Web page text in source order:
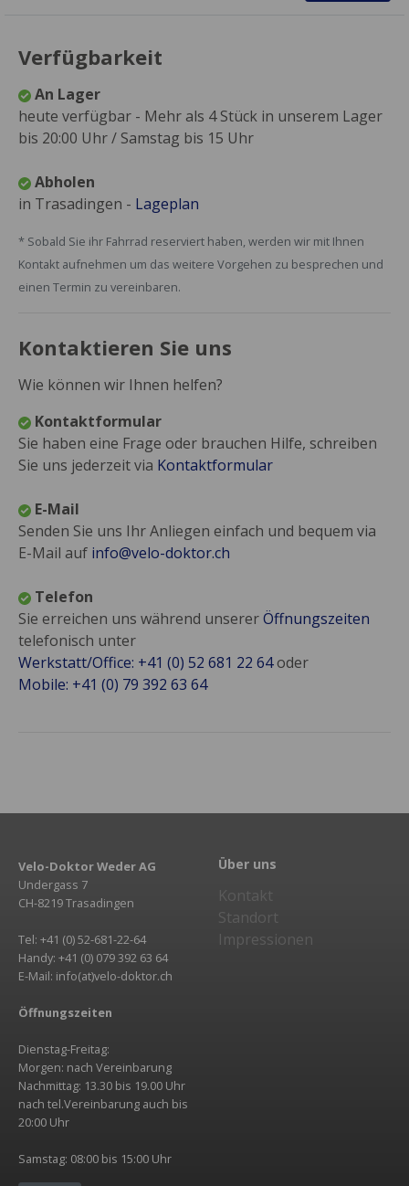
Verfügbarkeit
An Lager
heute verfügbar - Mehr als 4 Stück in unserem Lager
bis 20:00 Uhr / Samstag bis 15 Uhr
Abholen
in Trasadingen - Lageplan
* Sobald Sie ihr Fahrrad reserviert haben, werden wir mit Ihnen
Kontakt aufnehmen um das weitere Vorgehen zu besprechen und
einen Termin zu vereinbaren.
Kontaktieren Sie uns
Wie können wir Ihnen helfen?
Kontaktformular
Sie haben eine Frage oder brauchen Hilfe, schreiben
Sie uns jederzeit via Kontaktformular
E-Mail
Senden Sie uns Ihr Anliegen einfach und bequem via
E-Mail auf info@velo-doktor.ch
Telefon
Sie erreichen uns während unsererÖffnungszeiten
telefonisch unter
Werkstatt/Office: +41 (0) 52 681 22 64oder
Mobile: +41 (0) 79 392 63 64
Velo-Doktor Weder AG
Undergass 7
CH-8219 Trasadingen
Tel: +41 (0) 52-681-22-64
Handy: +41 (0) 079 392 63 64
E-Mail: info(at)velo-doktor.ch
Öffnungszeiten
Dienstag-Freitag:
Morgen: nach Vereinbarung
Nachmittag: 13.30 bis 19.00 Uhr
nach tel.Vereinbarung auch bis
20:00 Uhr
Samstag: 08:00 bis 15:00 Uhr
Über uns
Kontakt
Standort
Impressionen